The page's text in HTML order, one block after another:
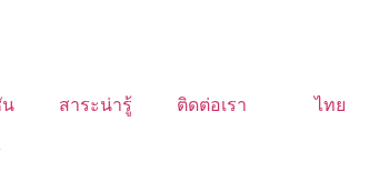
น สาระน่ารู้ ติดต่อเรา ไทย